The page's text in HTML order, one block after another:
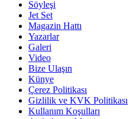
Söyleşi
Jet Set
Magazin Hattı
Yazarlar
Galeri
Video
Bize Ulaşın
Künye
Çerez Politikası
Gizlilik ve KVK Politikası
Kullanım Koşulları